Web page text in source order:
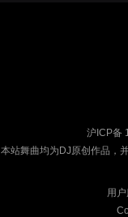
沪ICP备
本站舞曲均为DJ原创作品，
用